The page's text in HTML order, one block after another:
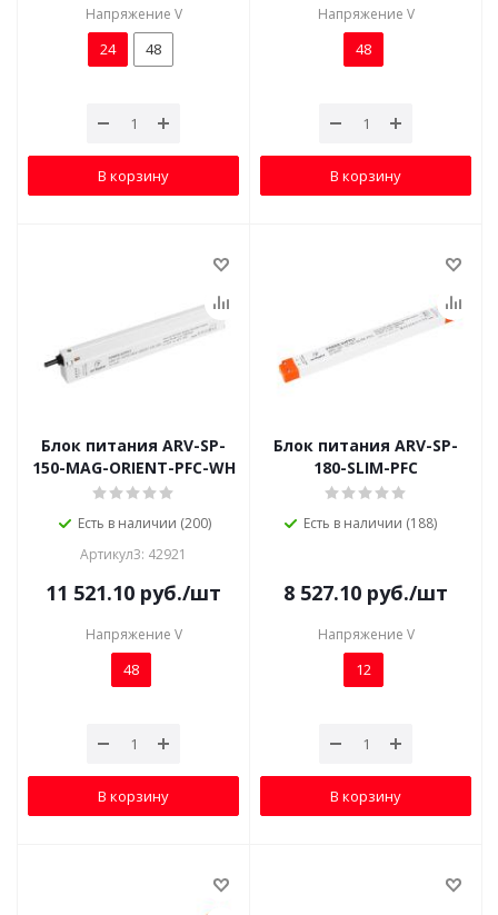
Напряжение V
24 48
В корзину
Напряжение V
48
В корзину
Блок питания ARV-SP-
150-MAG-ORIENT-PFC-WH
Есть в наличии (200)
Артикул3: 42921
11 521.10 руб./шт
Напряжение V
48
В корзину
Блок питания ARV-SP-
180-SLIM-PFC
Есть в наличии (188)
8 527.10 руб./шт
Напряжение V
12
В корзину